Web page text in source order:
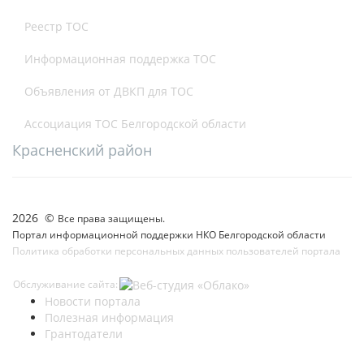
Реестр ТОС
Информационная поддержка ТОС
Объявления от ДВКП для ТОС
Ассоциация ТОС Белгородской области
Красненский район
2026 © Все права защищены.
Портал информационной поддержки НКО Белгородской области
Политика обработки персональных данных пользователей портала
Обслуживание сайта:
Новости портала
Полезная информация
Грантодатели